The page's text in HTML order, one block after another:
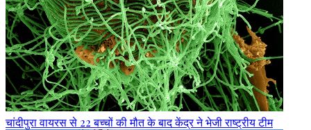
चांदीपुरा वायरस से 22 बच्चों की मौत के बाद केंद्र ने भेजी राष्ट्रीय टीम